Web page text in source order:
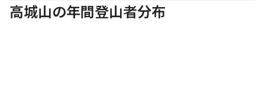
高城山の年間登山者分布